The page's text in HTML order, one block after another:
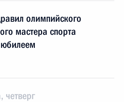
олимпийского
мастера спорта
четверг